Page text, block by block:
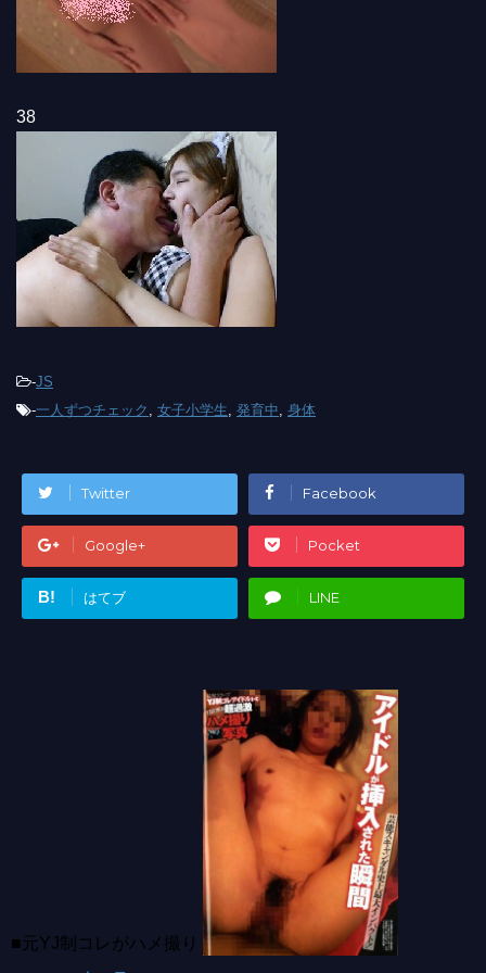
38
-JS
-一人ずつチェック 女子小学生 発育中 身体
Twitter Facebook
Google+ Pocket
B! はてブ LINE
■元YJ制コレがハメ撮り